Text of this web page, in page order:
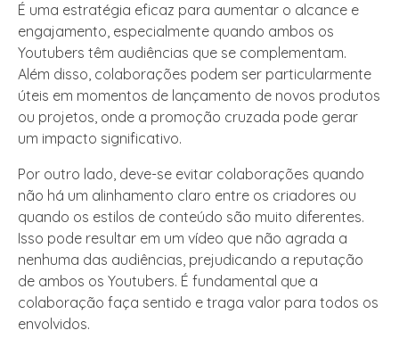
É uma estratégia eficaz para aumentar o alcance e
engajamento, especialmente quando ambos os
Youtubers têm audiências que se complementam.
Além disso, colaborações podem ser particularmente
úteis em momentos de lançamento de novos produtos
ou projetos, onde a promoção cruzada pode gerar
um impacto significativo.
Por outro lado, deve-se evitar colaborações quando
não há um alinhamento claro entre os criadores ou
quando os estilos de conteúdo são muito diferentes.
Isso pode resultar em um vídeo que não agrada a
nenhuma das audiências, prejudicando a reputação
de ambos os Youtubers. É fundamental que a
colaboração faça sentido e traga valor para todos os
envolvidos.